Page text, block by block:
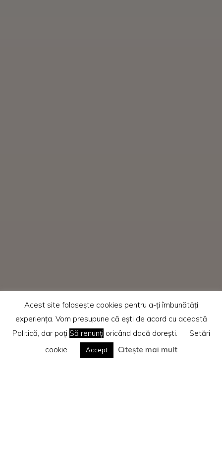
HomeRecenzii cărti
Acest site folosește cookies pentru a-ți îmbunătăți
experiența. Vom presupune că ești de acord cu această
Politică, dar poți Să renunți oricând dacă dorești.
Setări
cookie
Accept Citește mai mult